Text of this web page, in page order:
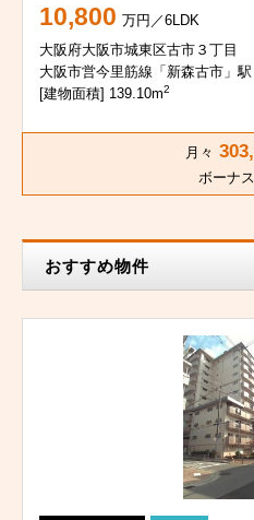
10,800 万円／6LDK
大阪府大阪市城東区古市３丁目
大阪市営今里筋線「新森古市」
[建物面積] 139.10m2
月々
ボーナス
おすすめ物件